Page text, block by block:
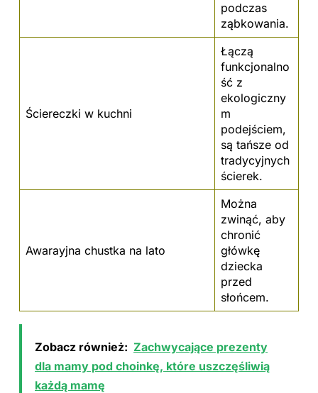
podczas
ząbkowania.
Ściereczki w kuchni
Łączą
funkcjonalno
ść z
ekologiczny
m
podejściem,
są tańsze od
tradycyjnych
ścierek.
Awarayjna chustka na lato
Można
zwinąć, aby
chronić
główkę
dziecka
przed
słońcem.
Zobacz również: Zachwycające prezenty
dla mamy pod choinkę, które uszczęśliwią
każdą mamę